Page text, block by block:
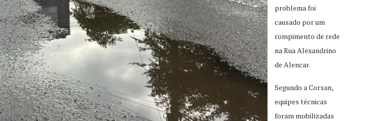
problema foi
causado por um
rompimento de rede
na Rua Alexandrino
de Alencar.
Segundo a Corsan,
equipes técnicas
foram mobilizadas